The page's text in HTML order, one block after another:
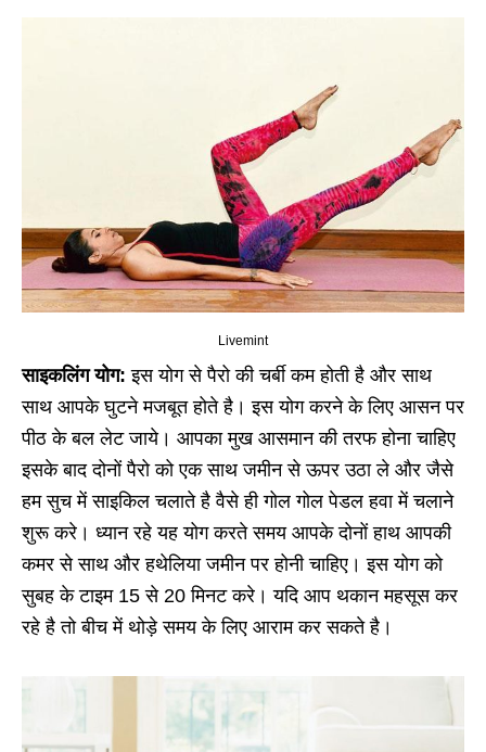
Livemint
साइकलिंग योग: इस योग से पैरो की चर्बी कम होती है और साथ
साथ आपके घुटने मजबूत होते है। इस योग करने के लिए आसन पर
पीठ के बल लेट जाये। आपका मुख आसमान की तरफ होना चाहिए
इसके बाद दोनों पैरो को एक साथ जमीन से ऊपर उठा ले और जैसे
हम सुच में साइकिल चलाते है वैसे ही गोल गोल पेडल हवा में चलाने
शुरू करे। ध्यान रहे यह योग करते समय आपके दोनों हाथ आपकी
कमर से साथ और हथेलिया जमीन पर होनी चाहिए। इस योग को
सुबह के टाइम 15 से 20 मिनट करे। यदि आप थकान महसूस कर
रहे है तो बीच में थोड़े समय के लिए आराम कर सकते है।